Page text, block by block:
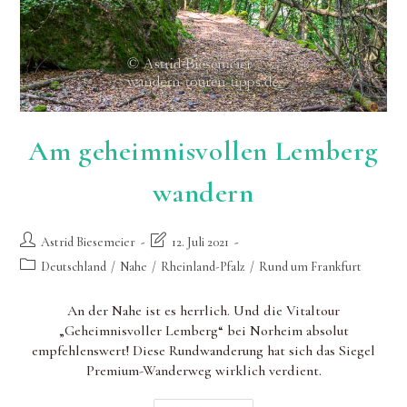
Am geheimnisvollen Lemberg
wandern
Beitrags-
Autor:
Astrid Biesemeier
Beitrag
zuletzt
geändert
12. Juli 2021
Beitrags-Deutschland / Nahe / Rheinland-Pfalz / Rund um Frankfurt
An der Nahe ist es herrlich. Und die Vitaltour
„Geheimnisvoller Lemberg“ bei Norheim absolut
empfehlenswert! Diese Rundwanderung hat sich das Siegel
Premium-Wanderweg wirklich verdient.